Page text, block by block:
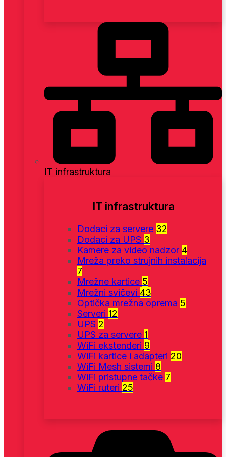
IT infrastruktura
IT infrastruktura
Dodaci za servere 32
Dodaci za UPS 3
Kamere za video nadzor 4
Mreža preko strujnih instalacija
7
Mrežne kartice 5
Mrežni svičevi 43
Optička mrežna oprema 5
Serveri 12
UPS 2
UPS za servere 1
WiFi ekstenderi 9
WiFi kartice i adapteri 20
WiFi Mesh sistemi 8
WiFi pristupne tačke 7
WiFi ruteri 25